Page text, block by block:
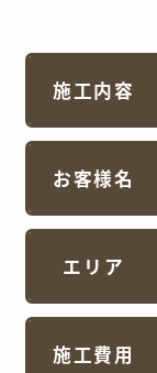
施工内容
お客様名
エリア
施工費用